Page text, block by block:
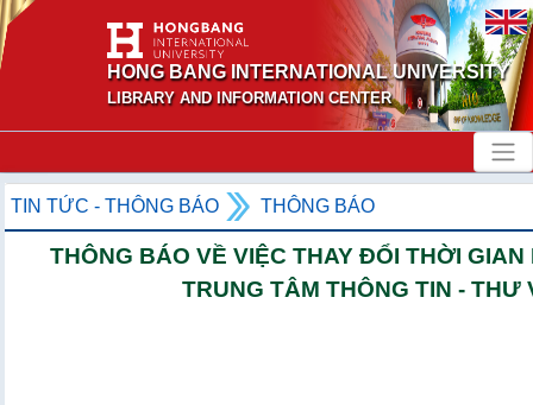
HONG BANG INTERNATIONAL UNIVERSITY
LIBRARY AND INFORMATION CENTER
TIN TỨC - THÔNG BÁO THÔNG BÁO
THÔNG BÁO VỀ VIỆC THAY ĐỔI THỜI
TRUNG TÂM THÔNG TIN - THƯ